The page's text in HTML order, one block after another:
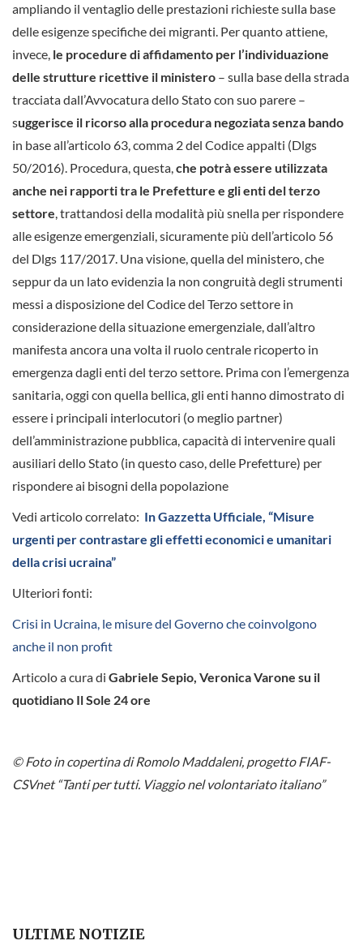
ampliando il ventaglio delle prestazioni richieste sulla base
delle esigenze specifiche dei migranti. Per quanto attiene,
invece, le procedure di affidamento per l’individuazione
delle strutture ricettive il ministero – sulla base della strada
tracciata dall’Avvocatura dello Stato con suo parere –
suggerisce il ricorso alla procedura negoziata senza bando
in base all’articolo 63, comma 2 del Codice appalti (Dlgs
50/2016). Procedura, questa,che potrà essere utilizzata
anche nei rapporti tra le Prefetture e gli enti del terzo
settore, trattandosi della modalità più snella per rispondere
alle esigenze emergenziali, sicuramente più dell’articolo 56
del Dlgs 117/2017. Una visione, quella del ministero, che
seppur da un lato evidenzia la non congruità degli strumenti
messi a disposizione del Codice del Terzo settore in
considerazione della situazione emergenziale, dall’altro
manifesta ancora una volta il ruolo centrale ricoperto in
emergenza dagli enti del terzo settore. Prima con l’emergenza
sanitaria, oggi con quella bellica, gli enti hanno dimostrato di
essere i principali interlocutori (o meglio partner)
dell’amministrazione pubblica, capacità di intervenire quali
ausiliari dello Stato (in questo caso, delle Prefetture) per
rispondere ai bisogni della popolazione
Vedi articolo correlato: In Gazzetta Ufficiale, “Misure
urgenti per contrastare gli effetti economici e umanitari
della crisi ucraina”
Ulteriori fonti:
Crisi in Ucraina, le misure del Governo che coinvolgono
anche il non profit
Articolo a cura di Gabriele Sepio, Veronica Varone su il
quotidiano Il Sole 24 ore
© Foto in copertina di Romolo Maddaleni, progetto FIAF-
CSVnet “Tanti per tutti. Viaggio nel volontariato italiano”
ULTIME NOTIZIE